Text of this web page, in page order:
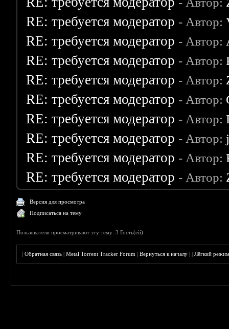
RE: требуется модератор - Автор:
RE: требуется модератор - Автор:
RE: требуется модератор - Автор:
RE: требуется модератор - Автор:
RE: требуется модератор - Автор:
RE: требуется модератор - Автор:
RE: требуется модератор - Автор:
RE: требуется модератор - Автор:
RE: требуется модератор - Автор:
Версия для просмотра
Подписаться на тему
Пользователи просматривают эту тему: 3 Гость(ей)
|Обратная связь |Metal Torrent Tracker Forum |Вернуться к началу ||Лёгкий